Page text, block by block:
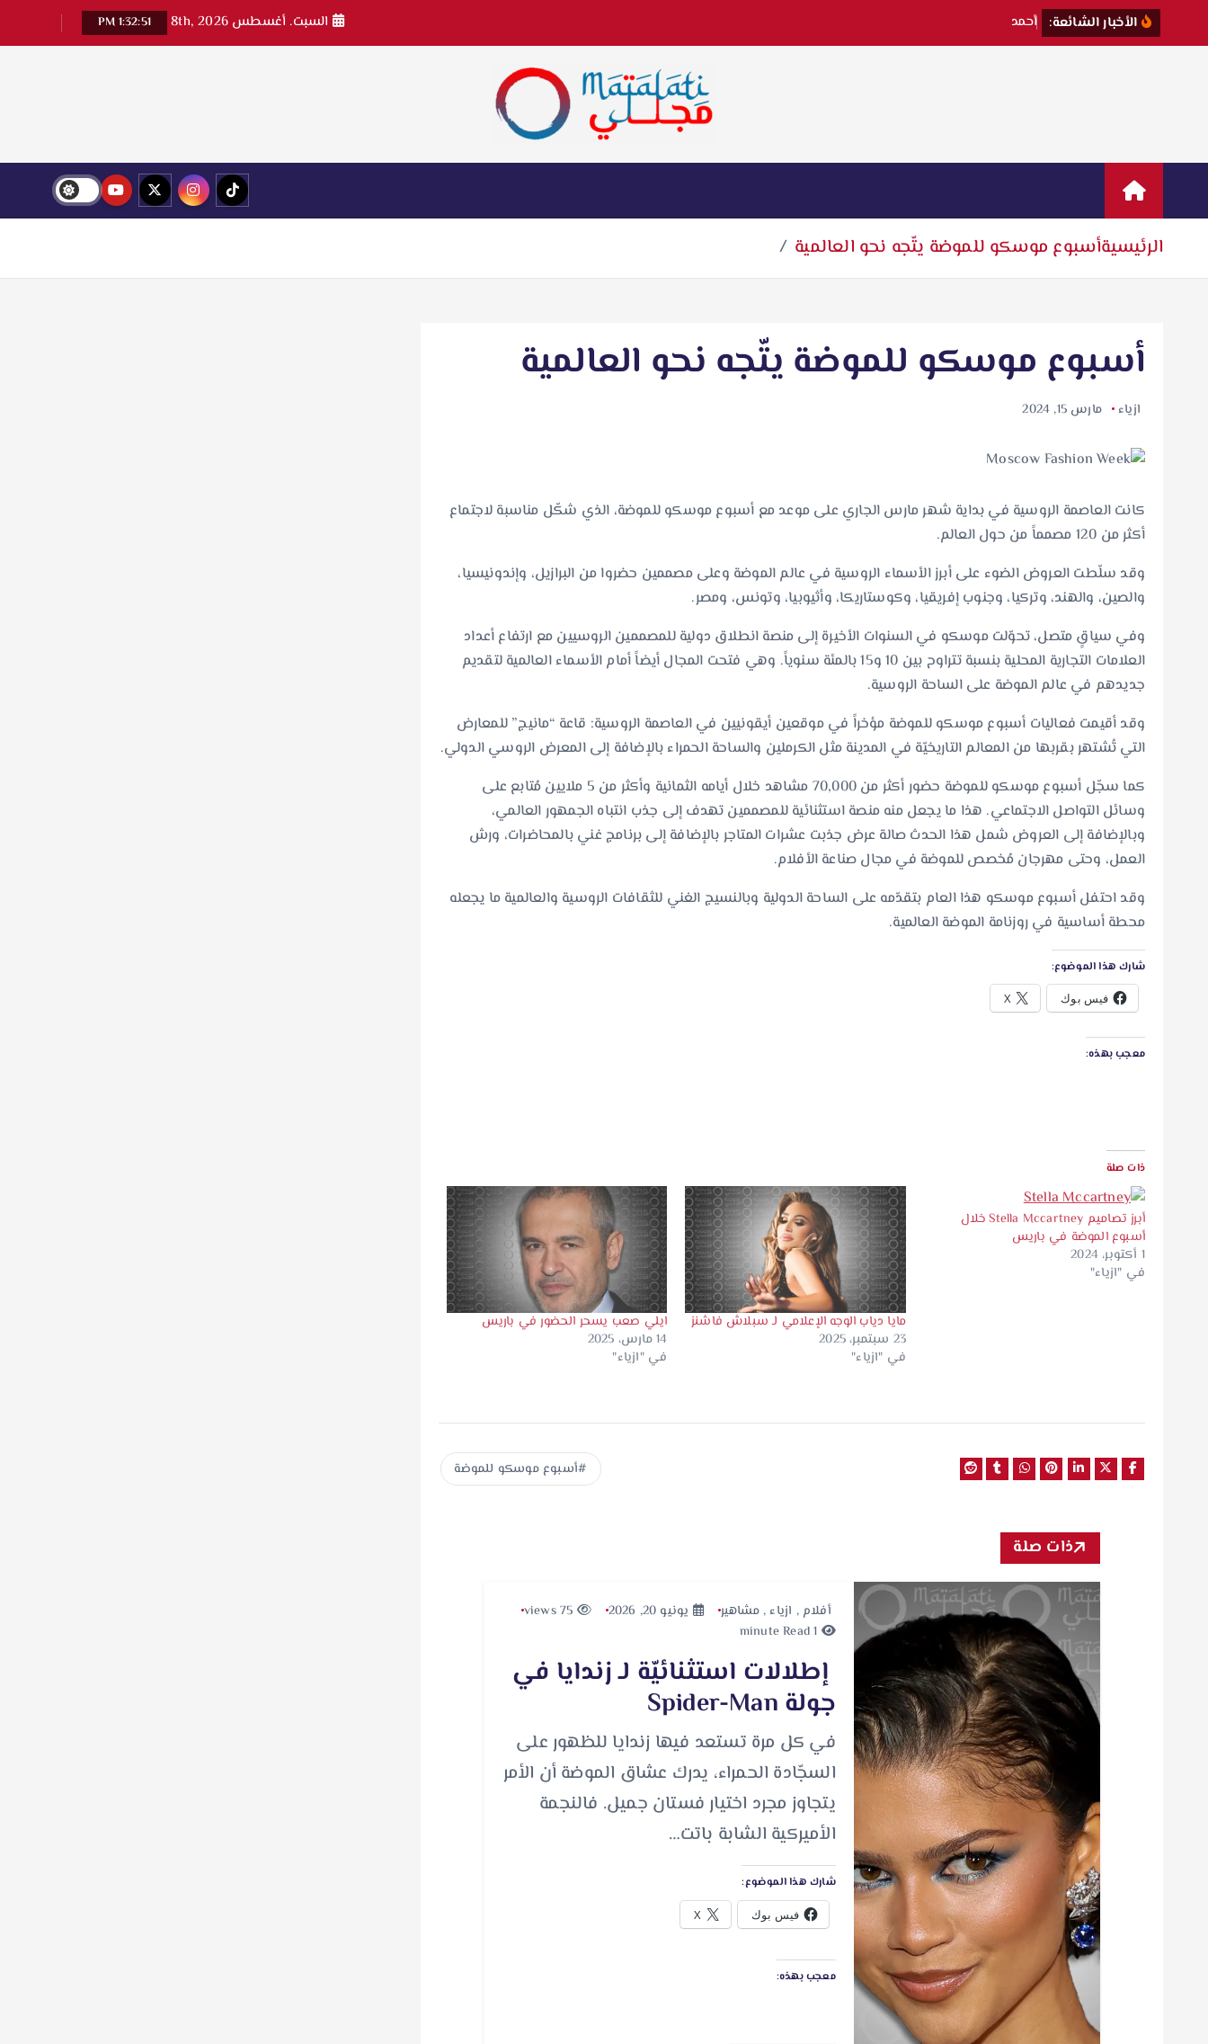
ل
و
إ
الأخبار الشائعة: أحمد السبت. أغسطس 8th, 2026 1:32:53 PM
اخبار فنية وترفيهية
الرئيسيةأسبوع موسكو للموضة يتّجه نحو العالمية
أسبوع موسكو للموضة يتّجه نحو العالمية
ازياء مارس 15, 2024
كانت العاصمة الروسية في بداية شهر مارس الجاري على موعد مع أسبوع موسكو للموضة، الذي شكّل مناسبة لاجتماع
أكثر من 120 مصمماً من حول العالم.
وقد سلّطت العروض الضوء على أبرز الأسماء الروسية في عالم الموضة وعلى مصممين حضروا من البرازيل، وإندونيسيا،
والصين، والهند، وتركيا، وجنوب إفريقيا، وكوستاريكا، وأثيوبيا، وتونس، ومصر.
وفي سياقٍ متصل، تحوّلت موسكو في السنوات الأخيرة إلى منصة انطلاق دولية للمصممين الروسيين مع ارتفاع أعداد
العلامات التجارية المحلية بنسبة تتراوح بين 10 و15 بالمئة سنوياً. وهي فتحت المجال أيضاً أمام الأسماء العالمية لتقديم
جديدهم في عالم الموضة على الساحة الروسية.
وقد أقيمت فعاليات أسبوع موسكو للموضة مؤخراً في موقعين أيقونيين في العاصمة الروسية: قاعة “مانيج” للمعارض
التي تُشتهر بقربها من المعالم التاريخيّة في المدينة مثل الكرملين والساحة الحمراء بالإضافة إلى المعرض الروسي الدولي.
كما سجّل أسبوع موسكو للموضة حضور أكثر من 70,000 مشاهد خلال أيامه الثمانية وأكثر من 5 ملايين مُتابع على
وسائل التواصل الاجتماعي. هذا ما يجعل منه منصة استثنائية للمصممين تهدف إلى جذب انتباه الجمهور العالمي،
وبالإضافة إلى العروض شمل هذا الحدث صالة عرض جذبت عشرات المتاجر بالإضافة إلى برنامج غني بالمحاضرات، ورش
العمل، وحتى مهرجان مُخصص للموضة في مجال صناعة الأفلام.
وقد احتفل أسبوع موسكو هذا العام بتقدّمه على الساحة الدولية وبالنسيج الغني للثقافات الروسية والعالمية ما يجعله
محطة أساسية في روزنامة الموضة العالمية.
شارك هذا الموضوع:
فيس بوك X
معجب بهذه:
ذات صلة
أبرز تصاميم Stella Mccartney خلال
أسبوع الموضة في باريس
1 أكتوبر، 2024
في "ازياء"
مايا دياب الوجه الإعلامي لـ سبلاش فاشنز
23 سبتمبر، 2025
في "ازياء"
ايلي صعب يسحر الحضور في باريس
14 مارس، 2025
في "ازياء"
أسبوع موسكو للموضة
ذات صلة
أفلام , ازياء,مشاهير يونيو 20, 2026
إطلالات استثنائيّة لـ زندايا في
جولة Spider-Man
في كل مرة تستعد فيها زندايا للظهور على
السجّادة الحمراء، يدرك عشاق الموضة أن الأمر
يتجاوز مجرد اختيار فستان جميل. فالنجمة
الأميركية الشابة باتت…
شارك هذا الموضوع:
فيس بوك X
معجب بهذه: